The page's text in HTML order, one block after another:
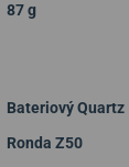
87 g
Bateriový Quartz
Ronda Z50